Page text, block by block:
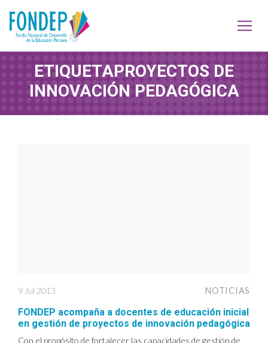
ETIQUETAPROYECTOS DE
INNOVACIÓN PEDAGÓGICA
9 Jul 2013 NOTICIAS
FONDEP acompaña a docentes de educación inicial
en gestión de proyectos de innovación pedagógica
Con el propósito de fortalecer las capacidades de gestión de